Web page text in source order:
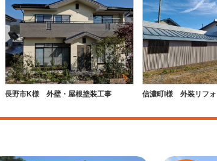
長野市K様 外壁・屋根塗装工事 信濃町I様 外装リフォ